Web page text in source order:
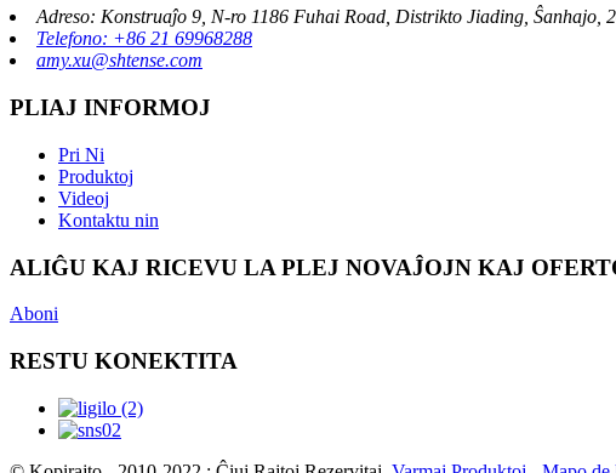
Adreso: Konstruaĵo 9, N-ro 1186 Fuhai Road, Distrikto Jiading, Ŝanhajo,
Telefono: +86 21 69968288
amy.xu@shtense.com
PLIAJ INFORMOJ
Pri Ni
Produktoj
Videoj
Kontaktu nin
ALIĜU KAJ RICEVU LA PLEJ NOVAĴOJN KAJ
Aboni
RESTU KONEKTITA